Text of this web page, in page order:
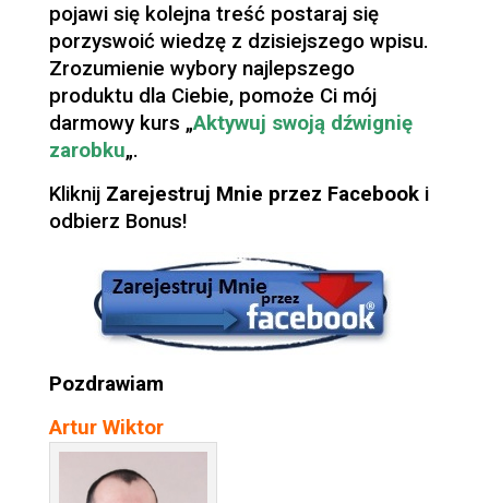
pojawi się kolejna treść postaraj się
porzyswoić wiedzę z dzisiejszego wpisu.
Zrozumienie wybory najlepszego
produktu dla Ciebie, pomoże Ci mój
darmowy kurs „Aktywuj swoją dźwignię
zarobku„.
Kliknij Zarejestruj Mnie przez Facebooki
odbierz Bonus!
Pozdrawiam
Artur Wiktor